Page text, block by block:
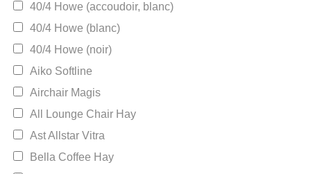
m
a
n
d
40/4 Howe (accoudoir, blanc)
40/4 Howe (blanc)
40/4 Howe (noir)
Aiko Softline
Airchair Magis
All Lounge Chair Hay
Ast Allstar Vitra
Bella Coffee Hay